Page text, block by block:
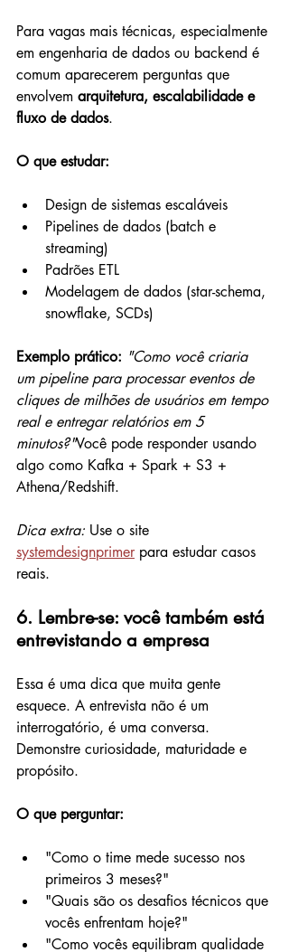
Para vagas mais técnicas, especialmente
em engenharia de dados ou backend é
comum aparecerem perguntas que
envolvem arquitetura, escalabilidade e
fluxo de dados.
O que estudar:
Design de sistemas escaláveis
Pipelines de dados (batch e
streaming)
Padrões ETL
Modelagem de dados (star-schema,
snowflake, SCDs)
Exemplo prático: "Como você criaria
um pipeline para processar eventos de
cliques de milhões de usuários em tempo
real e entregar relatórios em 5
minutos?"Você pode responder usando
algo como Kafka + Spark + S3 +
Athena/Redshift.
Dica extra: Use o site
systemdesignprimer para estudar casos
reais.
6. Lembre-se: você também está
entrevistando a empresa
Essa é uma dica que muita gente
esquece. A entrevista não é um
interrogatório, é uma conversa.
Demonstre curiosidade, maturidade e
propósito.
O que perguntar:
"Como o time mede sucesso nos
primeiros 3 meses?"
"Quais são os desafios técnicos que
vocês enfrentam hoje?"
"Como vocês equilibram qualidade